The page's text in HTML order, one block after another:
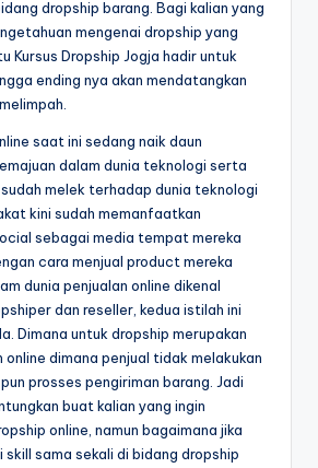
dropship barang. Bagi kalian yang
mengenai dropship yang
Kursus Dropship Jogja hadir untuk
ending nya akan mendatangkan
saat ini sedang naik daun
dalam dunia teknologi serta
melek terhadap dunia teknologi
kini sudah memanfaatkan
sebagai media tempat mereka
cara menjual product mereka
dunia penjualan online dikenal
dan reseller, kedua istilah ini
Dimana untuk dropship merupakan
dimana penjual tidak melakukan
prosses pengiriman barang. Jadi
buat kalian yang ingin
online, namun bagaimana jika
sama sekali di bidang dropship